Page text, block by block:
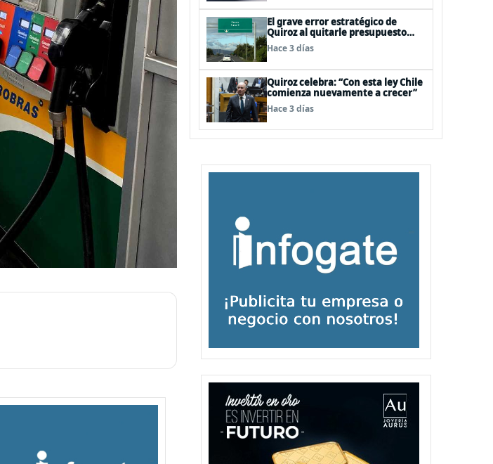
El grave error estratégico de
Quiroz al quitarle presupuesto
para infraestructura vial del
Biobío
Hace 3 días
Quiroz celebra: “Con esta ley Chile
comienza nuevamente a crecer”
Hace 3 días